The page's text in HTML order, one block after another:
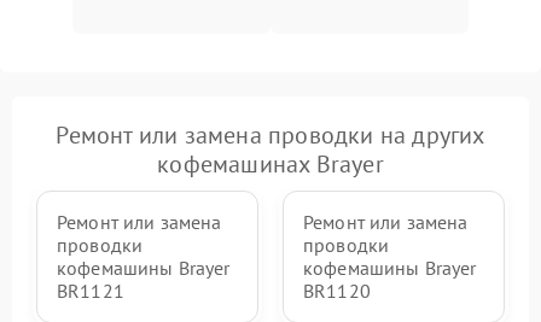
Ремонт или замена проводки на других
кофемашинах Brayer
Ремонт или замена
проводки
кофемашины Brayer
BR1121
Ремонт или замена
проводки
кофемашины Brayer
BR1120